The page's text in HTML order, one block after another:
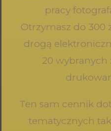
pracy
Otrzymasz do 300
drogą
20
Ten sam cennik
tematycznych